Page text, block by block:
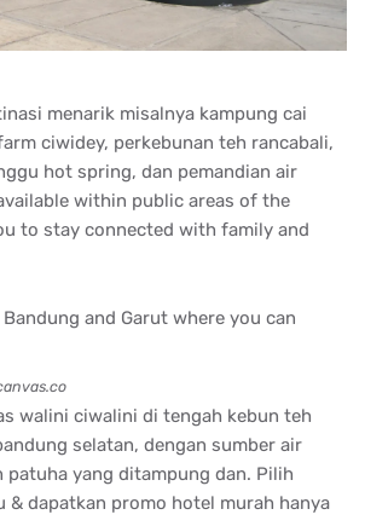
menarik misalnya kampung cai
ciwidey, perkebunan teh rancabali,
hot spring, dan pemandian air
within public areas of the
to stay connected with family and
walini ciwalini di tengah kebun teh
selatan, dengan sumber air
patuha yang ditampung dan. Pilih
& dapatkan promo hotel murah hanya